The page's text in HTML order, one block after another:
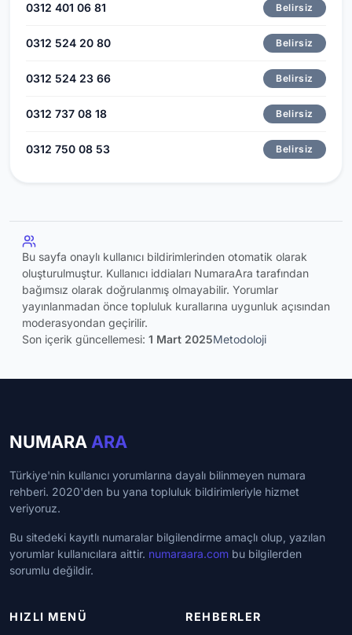
0312 401 06 81 Belirsiz
0312 524 20 80 Belirsiz
0312 524 23 66 Belirsiz
0312 737 08 18 Belirsiz
0312 750 08 53 Belirsiz
Bu sayfa onaylı kullanıcı bildirimlerinden otomatik olarak
oluşturulmuştur. Kullanıcı iddiaları NumaraAra tarafından
bağımsız olarak doğrulanmış olmayabilir. Yorumlar
yayınlanmadan önce topluluk kurallarına uygunluk açısından
moderasyondan geçirilir.
Son içerik güncellemesi: 1 Mart 2025Metodoloji
NUMARA ARA
Türkiye'nin kullanıcı yorumlarına dayalı bilinmeyen numara
rehberi. 2020'den bu yana topluluk bildirimleriyle hizmet
veriyoruz.
Bu sitedeki kayıtlı numaralar bilgilendirme amaçlı olup, yazılan
yorumlar kullanıcılara aittir. numaraara.com bu bilgilerden
sorumlu değildir.
HIZLI MENÜ REHBERLER